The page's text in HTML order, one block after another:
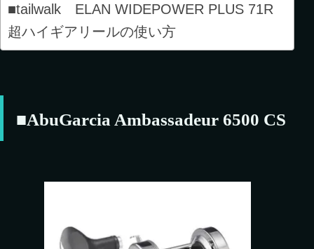
■tailwalk ELAN WIDEPOWER PLUS 71R
超ハイギアリールの使い方
■AbuGarcia Ambassadeur 6500 CS